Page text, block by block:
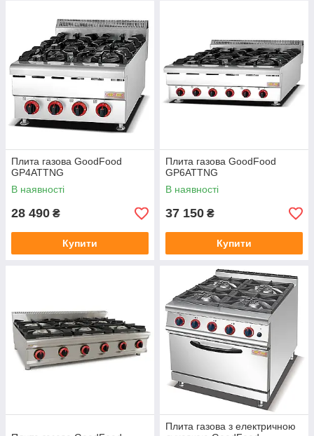
Плита газова GoodFood
GP4ATTNG
В наявності
28 490 ₴
Купити
Плита газова GoodFood
GP6ATTNG
В наявності
37 150 ₴
Купити
Плита газова з електричною